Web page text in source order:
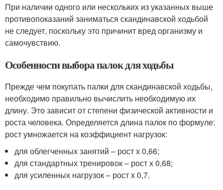
При наличии одного или нескольких из указанных выше
противопоказаний заниматься скандинавской ходьбой
не следует, поскольку это причинит вред организму и
самочувствию.
Особенности выбора палок для ходьбы
Прежде чем покупать палки для скандинавской ходьбы,
необходимо правильно вычислить необходимую их
длину. Это зависит от степени физической активности и
роста человека. Определяется длина палок по формуле:
рост умножается на коэффициент нагрузок:
для облегченных занятий – рост х 0,66;
для стандартных тренировок – рост х 0,68;
для усиленных нагрузок – рост х 0,7.